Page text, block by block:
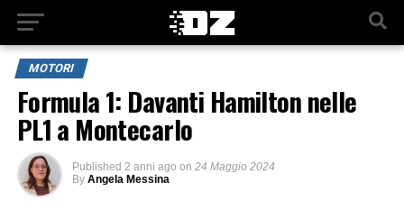
MOTORI
Formula 1: Davanti Hamilton nelle
PL1 a Montecarlo
Published 2 anni ago on 24 Maggio 2024
By Angela Messina